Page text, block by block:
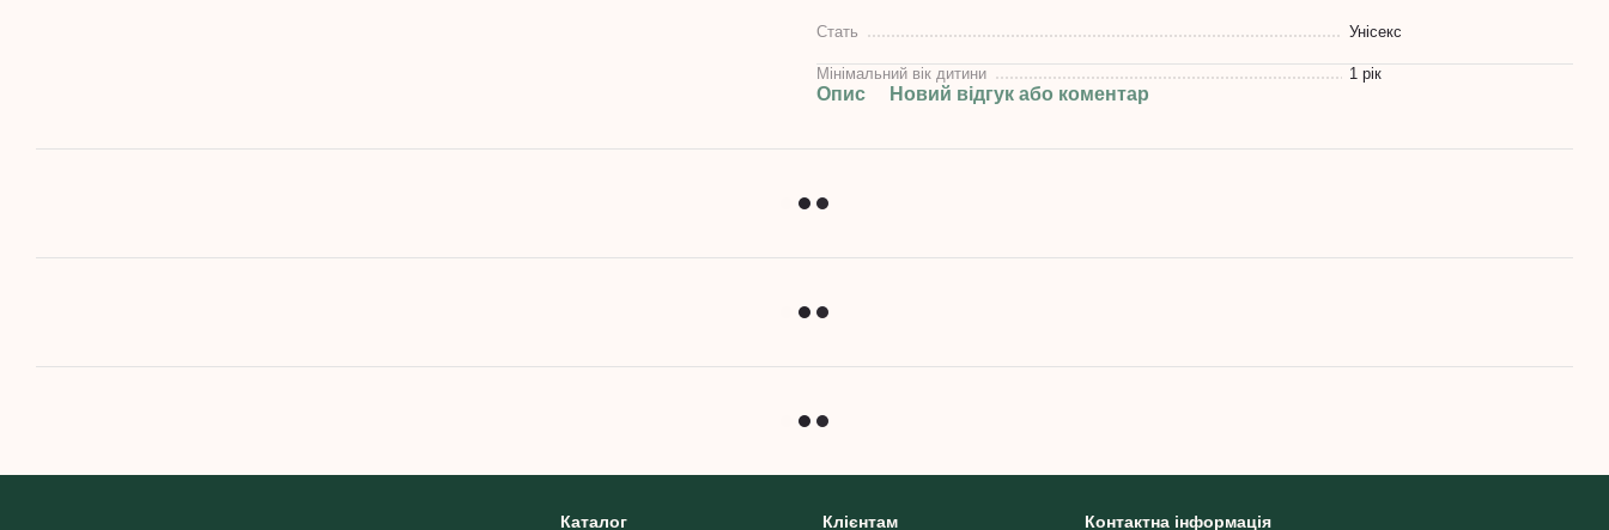
Стать Унісекс
Мінімальний вік дитини 1 рік
Опис Новий відгук або коментар
Каталог Клієнтам Контактна інформація